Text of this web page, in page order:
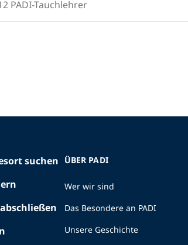
PADI-Tauchlehrer
suchen
ÜBER PADI
Wer wir sind
Das Besondere an PADI
Unsere Geschichte